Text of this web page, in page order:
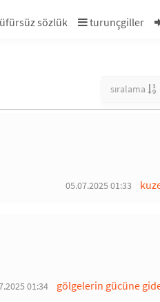
sözlük turunçgiller
sıralama
05.07.2025 01:33
gölgelerin gücüne
01:34